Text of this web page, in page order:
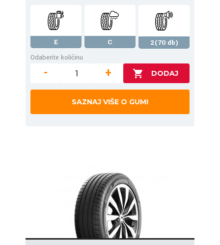
E C
2(70 db)
Odaberite količinu
- +
SAZNAJ VIŠE O GUMI